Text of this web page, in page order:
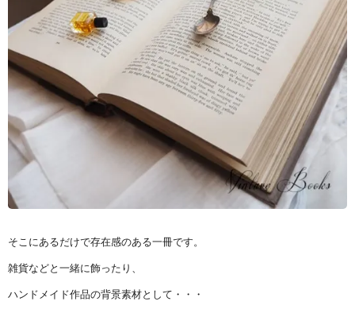
そこにあるだけで存在感のある一冊です。
雑貨などと一緒に飾ったり、
ハンドメイド作品の背景素材として・・・